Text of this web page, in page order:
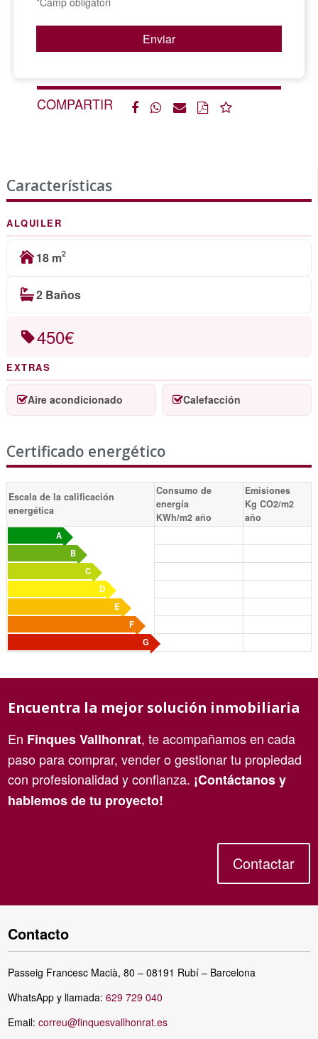
COMPARTIR
Características
ALQUILER
18 m2
2 Baños
450€
EXTRAS
Aire acondicionado Calefacción
Certificado energético
Escala de la calificación
energética
Consumo de
energía
KWh/m2 año
Emisiones
Kg CO2/m2
año
A
B
C
D
E
F
G
Encuentra la mejor solución inmobiliaria
En Finques Vallhonrat, te acompañamos en cada
paso para comprar, vender o gestionar tu propiedad
con profesionalidad y confianza. ¡Contáctanos y
hablemos de tu proyecto!
Contactar
Contacto
Passeig Francesc Macià, 80 – 08191 Rubí – Barcelona
WhatsApp y llamada:629 729 040
Email:correu@finquesvallhonrat.es